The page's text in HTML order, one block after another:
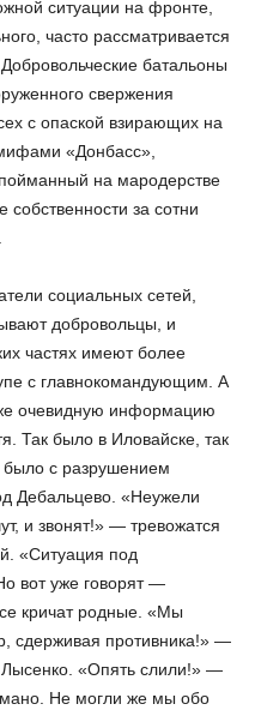
ситуации на фронте,
часто рассматривается
батальоны
свержения
с опаской взирающих на
«Донбасс»,
на мародерстве
за сотни
социальных сетей,
добровольцы, и
частях имеют более
с главнокомандующим. А
очевидную информацию
Так было в Иловайске, так
было с разрушением
Дебальцево. «Неужели
и звонят!» — тревожатся
«Ситуация под
вот уже говорят —
кричат родные. «Мы
сдерживая противника!» —
«Опять слили!» —
Не могли же мы обо